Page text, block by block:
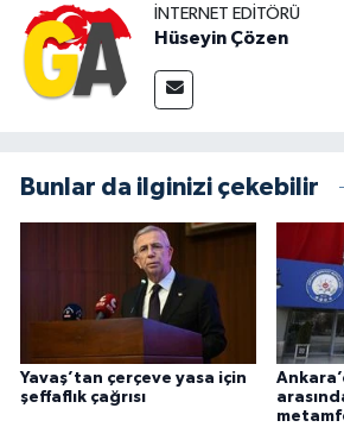
İNTERNET EDITÖRÜ
Hüseyin Çözen
Bunlar da ilginizi çekebilir
Yavaş’tan çerçeve yasa için
şeffaflık çağrısı